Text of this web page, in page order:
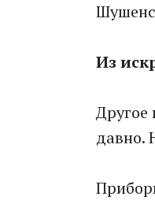
Из
Другое
давно.